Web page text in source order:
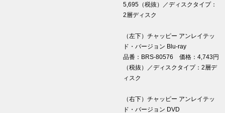
5,695（税抜）／ディスクタイプ：
2層ディスク
（左下）チャッピー アンレイテッ
ド・バージョン Blu-ray
品番：BRS-80576 価格：4,743円
（税抜）／ディスクタイプ：2層デ
ィスク
（右下）チャッピー アンレイテッ
ド・バージョン DVD